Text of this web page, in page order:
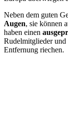
Neben dem guten
Augen, sie können
haben einen
Rudelmitglieder
Entfernung riechen.